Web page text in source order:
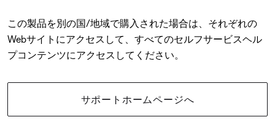
この製品を別の国/地域で購入された場合は、それぞれの
Webサイトにアクセスして、すべてのセルフサービスヘル
プコンテンツにアクセスしてください。
サポートホームページへ